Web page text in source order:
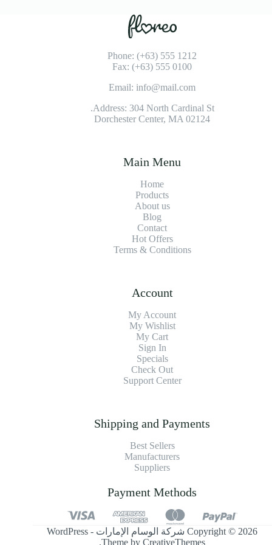
Phone: (+63) 555 1212
Fax: (+63) 555 0100
Email: info@mail.com
Address: 304 North Cardinal St.
Dorchester Center, MA 02124
Main Menu
Home
Products
About us
Blog
Contact
Hot Offers
Terms & Conditions
Account
My Account
My Wishlist
My Cart
Sign In
Specials
Check Out
Support Center
Shipping and Payments
Best Sellers
Manufacturers
Suppliers
Payment Methods
Copyright © 2026 شركة الوسام الإمارات - WordPress
Theme byCreativeThemes
.